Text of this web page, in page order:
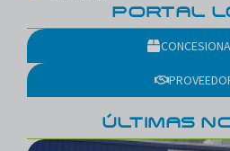
PORTAL
ÚLTIMAS